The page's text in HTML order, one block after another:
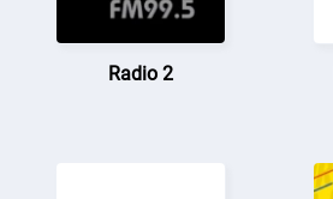
Radio 2